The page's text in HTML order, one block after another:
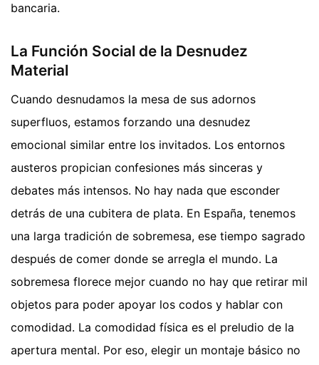
bancaria.
La Función Social de la Desnudez
Material
Cuando desnudamos la mesa de sus adornos
superfluos, estamos forzando una desnudez
emocional similar entre los invitados. Los entornos
austeros propician confesiones más sinceras y
debates más intensos. No hay nada que esconder
detrás de una cubitera de plata. En España, tenemos
una larga tradición de sobremesa, ese tiempo sagrado
después de comer donde se arregla el mundo. La
sobremesa florece mejor cuando no hay que retirar mil
objetos para poder apoyar los codos y hablar con
comodidad. La comodidad física es el preludio de la
apertura mental. Por eso, elegir un montaje básico no